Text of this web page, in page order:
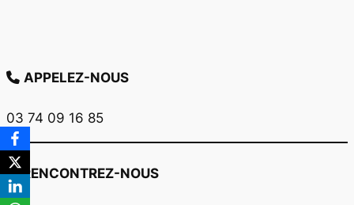
APPELEZ-NOUS
03 74 09 16 85
RENCONTREZ-NOUS